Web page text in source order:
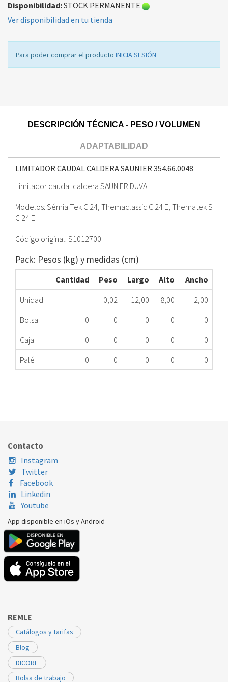
Disponibilidad:STOCK PERMANENTE
Ver disponibilidad en tu tienda
Para poder comprar el producto INICIA SESIÓN
DESCRIPCIÓN TÉCNICA - PESO / VOLUMEN
ADAPTABILIDAD
LIMITADOR CAUDAL CALDERA SAUNIER354.66.0048
Limitador caudal caldera SAUNIER DUVAL
Modelos: Sémia Tek C 24, Themaclassic C 24 E, Thematek S
C 24 E
Código original: S1012700
Pack: Pesos (kg) y medidas (cm)
Cantidad Peso Largo Alto
Ancho
Unidad
0,02 12,00 8,00
2,00
Bolsa
0 0 0 0
0
Caja
0 0 0 0
0
Palé
0 0 0 0 0
SAUNIER DUVAL
SAUNIER DUVAL
SAUNIER DUVAL
Contacto
Instagram
Twitter
Facebook
Linkedin
Youtube
App disponible en iOs y Android
REMLE
Catálogos y tarifas
Blog
DICORE
Bolsa de trabajo